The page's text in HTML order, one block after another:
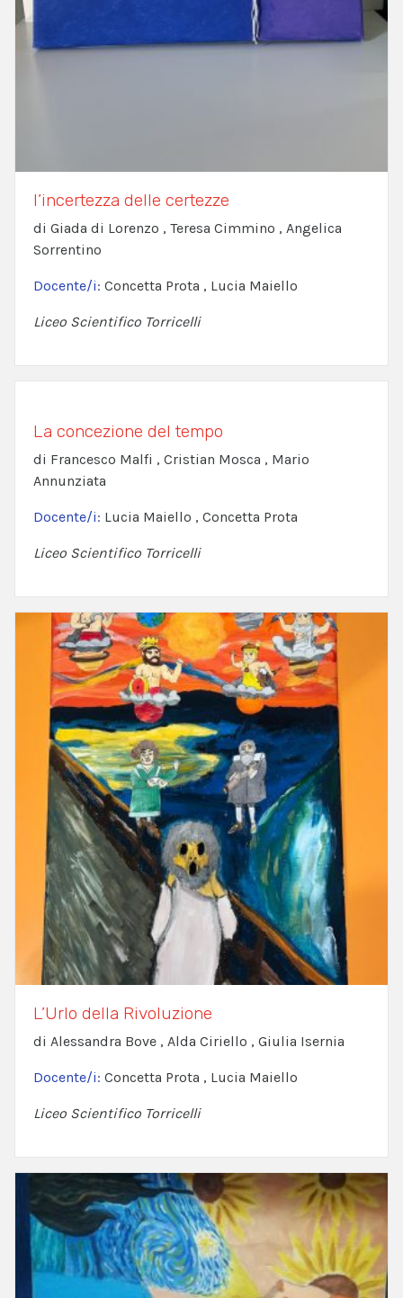
l’incertezza delle certezze
di Giada di Lorenzo , Teresa Cimmino , Angelica
Sorrentino
Docente/i: Concetta Prota , Lucia Maiello
Liceo Scientifico Torricelli
La concezione del tempo
di Francesco Malfi , Cristian Mosca , Mario
Annunziata
Docente/i: Lucia Maiello , Concetta Prota
Liceo Scientifico Torricelli
L’Urlo della Rivoluzione
di Alessandra Bove , Alda Ciriello , Giulia Isernia
Docente/i: Concetta Prota , Lucia Maiello
Liceo Scientifico Torricelli